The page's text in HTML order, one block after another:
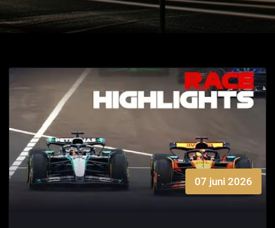
07 juni 2026